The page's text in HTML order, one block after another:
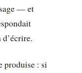
— et
produise : si